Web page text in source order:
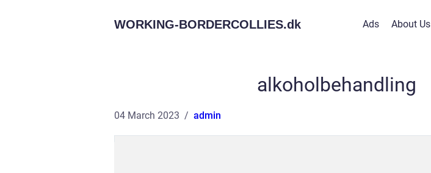
WORKING-BORDERCOLLIES.dk Ads About Us
alkoholbehandling
04 March 2023 admin